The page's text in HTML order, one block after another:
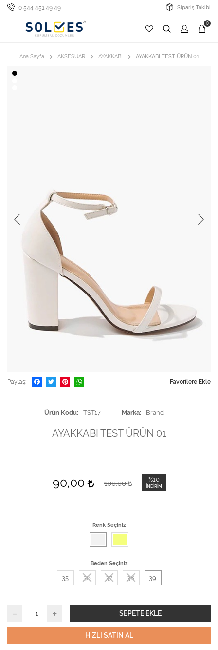
0 544 451 49 49 Sipariş Takibi
0
Ana Sayfa AKSESUAR AYAKKABI AYAKKABI TEST ÜRÜN 01
Paylaş Favorilere Ekle
Ürün Kodu TST17 Marka Brand
AYAKKABI TEST ÜRÜN 01
90,00 100,00 %10
İNDIRIM
Renk Seçiniz
Beden Seçiniz
35 36 37 38 39
SEPETE EKLE
HIZLI SATIN AL